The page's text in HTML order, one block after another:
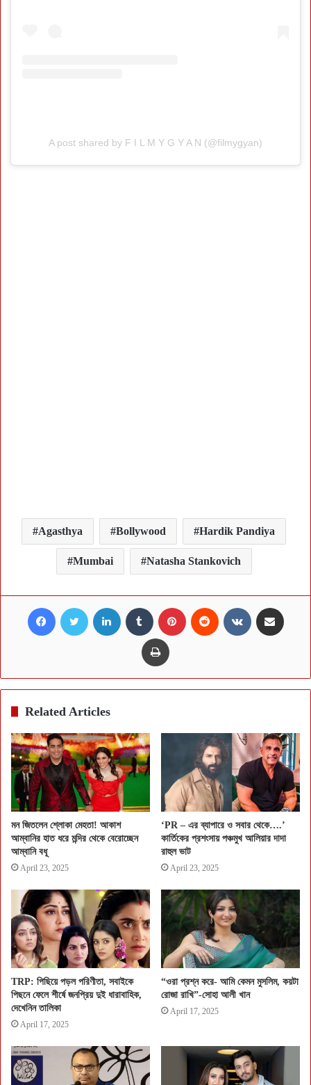
A post shared by F I L M Y G Y A N (@filmygyan)
Agasthya Bollywood Hardik Pandiya
Mumbai Natasha Stankovich
Facebook Twitter LinkedIn Tumblr Pinterest Reddit VKontakte
Print
Related Articles
মন জিতলেন শ্লোকা মেহতা! আকাশ
আম্বানির হাত ধরে মন্দির থেকে বেরোচ্ছেন
আম্বানি বধূ
April 23, 2025
‘PR – এর ব্যাপারে ও সবার থেকে….’
কার্তিকের প্রশংসায় পঞ্চমুখ আলিয়ার দাদা
রাহুল ভাট
April 23, 2025
TRP: পিছিয়ে পড়ল পরিণীতা, সবাইকে
পিছনে ফেলে শীর্ষে জনপ্রিয় দুই ধারাবাহিক,
দেখেনিন তালিকা
April 17, 2025
“ওরা প্রশ্ন করে- আমি কেমন মুসলিম, কয়টা
রোজা রাখি”-সোহা আলী খান
April 17, 2025